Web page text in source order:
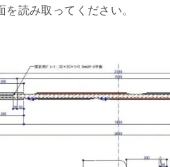
を読み取ってください。